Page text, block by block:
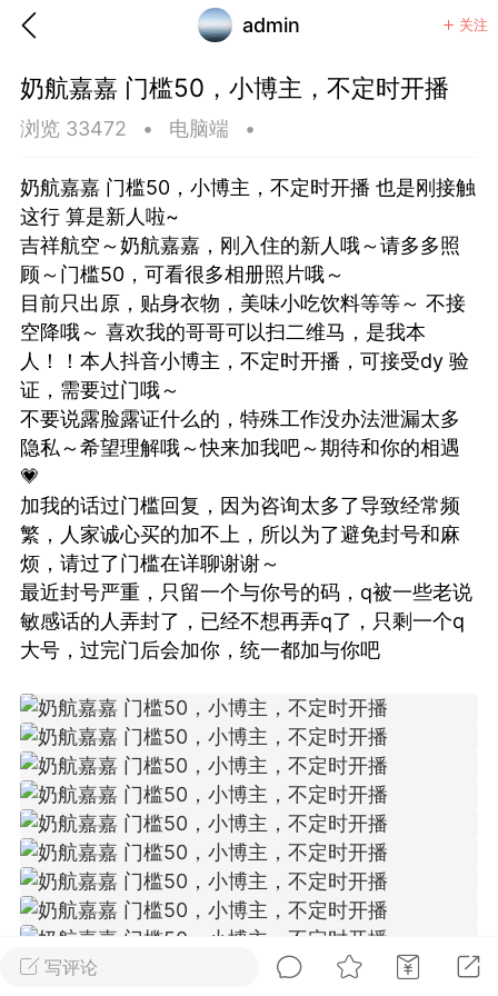
admin 关注
味”的小姐
大二女生囡囡
Dsisley女
曲奇小饼干
小姐姐 海航在飞空姐
写评论
奶航嘉嘉 门槛50，小博主，不定时开播
浏览 33472 • 电脑端 •
奶航嘉嘉 门槛50，小博主，不定时开播 也是刚接触
这行 算是新人啦~
吉祥航空～奶航嘉嘉，刚入住的新人哦～请多多照
顾～门槛50，可看很多相册照片哦～
目前只出原，贴身衣物，美味小吃饮料等等～ 不接
空降哦～ 喜欢我的哥哥可以扫二维马，是我本
人！！本人抖音小博主，不定时开播，可接受dy 验
证，需要过门哦～
不要说露脸露证什么的，特殊工作没办法泄漏太多
隐私～希望理解哦～快来加我吧～期待和你的相遇
💗
加我的话过门槛回复，因为咨询太多了导致经常频
繁，人家诚心买的加不上，所以为了避免封号和麻
烦，请过了门槛在详聊谢谢～
最近封号严重，只留一个与你号的码，q被一些老说
敏感话的人弄封了，已经不想再弄q了，只剩一个q
大号，过完门后会加你，统一都加与你吧